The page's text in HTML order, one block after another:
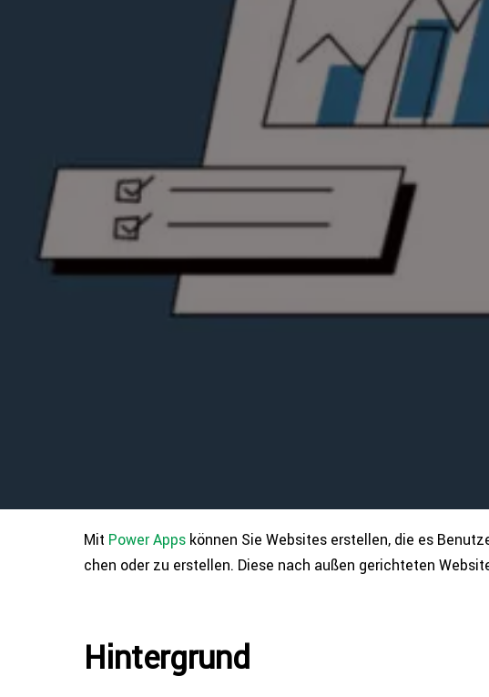
Mit Power Apps können Sie Websites erstellen, die es
chen oder zu erstellen. Diese nach außen gerich­te­ten
Hin­ter­grund